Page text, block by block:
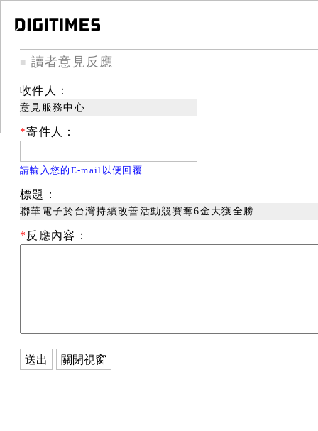
■ 讀者意見反應
收件人：
意見服務中心
*寄件人：
請輸入您的E-mail以便回覆
標題：
聯華電子於台灣持續改善活動競賽奪6金大獲全勝
* 反應內容：